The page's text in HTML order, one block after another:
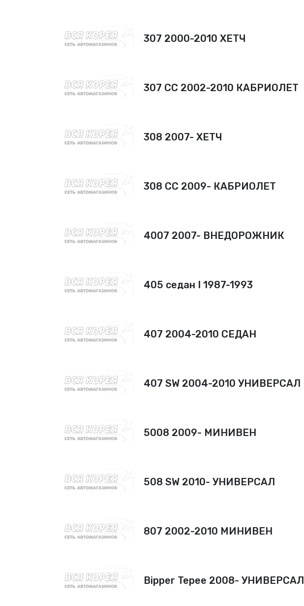
307 2000-2010 ХЕТЧ
307 CC 2002-2010 КАБРИОЛЕТ
308 2007- ХЕТЧ
308 CC 2009- КАБРИОЛЕТ
4007 2007- ВНЕДОРОЖНИК
405 седан I 1987-1993
407 2004-2010 СЕДАН
407 SW 2004-2010 УНИВЕРСАЛ
5008 2009- МИНИВЕН
508 SW 2010- УНИВЕРСАЛ
807 2002-2010 МИНИВЕН
Bipper Tepee 2008- УНИВЕРСАЛ